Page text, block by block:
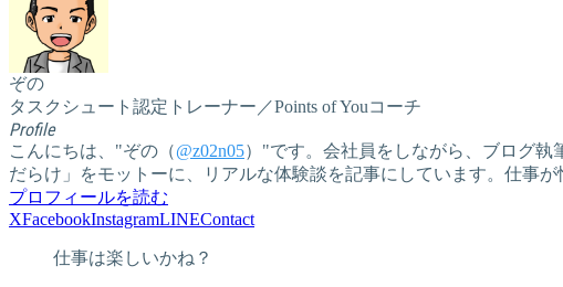
ぞの
タスクシュート認定トレーナー／Points of Youコーチ
Profile
こんにちは、"ぞの（@z02n05）"です。会社員をしながら、ブログ執
だらけ」をモットーに、リアルな体験談を記事にしています。仕事
プロフィールを読む
XFacebookInstagramLINEContact
仕事は楽しいかね？